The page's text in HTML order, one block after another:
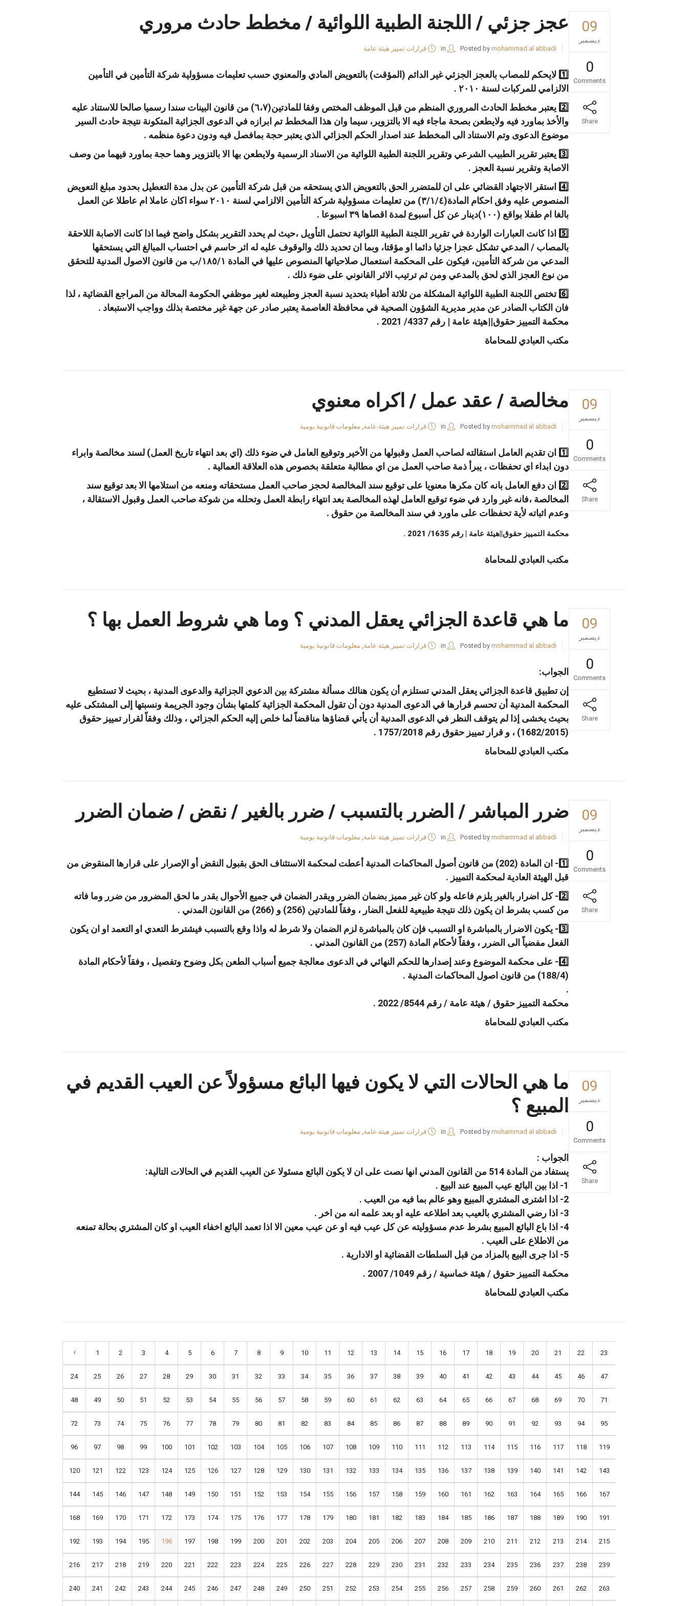
09
ديسمبر
0
Comments
Share
عجز جزئي / اللجنة الطبية اللوائية / مخطط حادث مروري
Posted by mohammad al abbadi
in قرارات تمييز هيئة عامة
1️⃣ لايحكم للمصاب بالعجز الجزئي غير الدائم (المؤقت) بالتعويض المادي والمعنوي حسب تعليمات مسؤولية شركة التأمين في التأمين
الالزامي للمركبات لسنة ٢٠١٠ .
2️⃣ يعتبر مخطط الحادث المروري المنظم من قبل الموظف المختص وفقا للمادتين(٦،٧) من قانون البينات سندا رسميا صالحا للاستناد عليه
والأخذ بماورد فيه ولايطعن بصحة ماجاء فيه الا بالتزوير، سيما وان هذا المخطط تم ابرازه في الدعوى الجزائية المتكونة نتيجة حادث السير
موضوع الدعوى وتم الاستناد الى المخطط عند اصدار الحكم الجزائي الذي يعتبر حجة بمافصل فيه ودون دعوة منظمه .
3️⃣ يعتبر تقرير الطبيب الشرعي وتقرير اللجنة الطبية اللوائية من الاسناد الرسمية ولايطعن بها الا بالتزوير وهما حجة بماورد فيهما من وصف
الاصابة وتقرير نسبة العجز .
4️⃣ استقر الاجتهاد القضائي على ان للمتضرر الحق بالتعويض الذي يستحقه من قبل شركة التأمين عن بدل مدة التعطيل بحدود مبلغ التعويض
المنصوص عليه وفق احكام المادة(٣/١/٤) من تعليمات مسؤولية شركة التأمين الالزامي لسنة ٢٠١٠ سواء اكان عاملا ام عاطلا عن العمل
بالغا ام طفلا بواقع (١٠٠)دينار عن كل أسبوع لمدة اقصاها ٣٩ اسبوعا .
5️⃣ اذا كانت العبارات الواردة في تقرير اللجنة الطبية اللوائية تحتمل التأويل ،حيث لم يحدد التقرير بشكل واضح فيما اذا كانت الاصابة اللاحقة
بالمصاب / المدعي تشكل عجزا جزئيا دائما او مؤقتا، وبما ان تحديد ذلك والوقوف عليه له اثر حاسم في احتساب المبالغ التي يستحقها
المدعي من شركة التأمين، فيكون على المحكمة استعمال صلاحياتها المنصوص عليها في المادة ١٨٥/١/ب من قانون الاصول المدنية للتحقق
من نوع العجز الذي لحق بالمدعي ومن ثم ترتيب الاثر القانوني على ضوء ذلك .
6️⃣ تختص اللجنة الطبية اللوائية المشكلة من ثلاثة أطباء بتحديد نسبة العجز وطبيعته لغير موظفي الحكومة المحالة من المراجع القضائية ، لذا
فان الكتاب الصادر عن مدير مديرية الشؤون الصحية في محافظة العاصمة يعتبر صادر عن جهة غير مختصة بذلك وواجب الاستبعاد .
محكمة التمييز حقوق||هيئة عامة | رقم 4337/ 2021 .
مكتب العبادي للمحاماة
09
ديسمبر
0
Comments
Share
مخالصة / عقد عمل / اكراه معنوي
Posted by mohammad al abbadi
in قرارات تمييز هيئة عامة, معلومات قانونية يومية
1️⃣ ان تقديم العامل استقالته لصاحب العمل وقبولها من الأخير وتوقيع العامل في ضوء ذلك (اي بعد انتهاء تاريخ العمل) لسند مخالصة وابراء
دون ابداء اي تحفظات ، يبرأ ذمة صاحب العمل من اي مطالبة متعلقة بخصوص هذه العلاقة العمالية .
2️⃣ ان دفع العامل بانه كان مكرها معنويا على توقيع سند المخالصة لحجز صاحب العمل مستحقاته ومنعه من استلامها الا بعد توقيع سند
المخالصة ،فانه غير وارد في ضوء توقيع العامل لهذه المخالصة بعد انتهاء رابطة العمل وتحلله من شوكة صاحب العمل وقبول الاستقالة ،
وعدم اثباته لأية تحفظات على ماورد في سند المخالصة من حقوق .
محكمة التمييز حقوق||هيئة عامة | رقم 1635/ 2021 .
مكتب العبادي للمحاماة
09
ديسمبر
0
Comments
Share
ما هي قاعدة الجزائي يعقل المدني ؟ وما هي شروط العمل بها ؟
Posted by mohammad al abbadi
in قرارات تمييز هيئة عامة, معلومات قانونية يومية
الجواب:
إن تطبيق قاعدة الجزائي يعقل المدني تستلزم أن يكون هنالك مسألة مشتركة بين الدعوي الجزائية والدعوى المدنية ، بحيث لا تستطيع
المحكمة المدنية أن تحسم قرارها في الدعوى المدنية دون أن تقول المحكمة الجزائية كلمتها بشأن وجود الجريمة ونسبتها إلى المشتكى عليه
بحيث يخشى إذا لم يتوقف النظر في الدعوى المدنية أن يأتي قضاؤها مناقضاً لما خلص إليه الحكم الجزائي ، وذلك وفقاً لقرار تمييز حقوق
(1682/2015) ، و قرار تمييز حقوق رقم 1757/2018 .
مكتب العبادي للمحاماة
09
ديسمبر
0
Comments
Share
ضرر المباشر / الضرر بالتسبب / ضرر بالغير / نقض / ضمان الضرر
Posted by mohammad al abbadi
in قرارات تمييز هيئة عامة, معلومات قانونية يومية
1️⃣- ان المادة (202) من قانون أصول المحاكمات المدنية أعطت لمحكمة الاستئناف الحق بقبول النقض أو الإصرار على قرارها المنقوض من
قبل الهيئة العادية لمحكمة التمييز .
2️⃣- كل اضرار بالغير يلزم فاعله ولو كان غير مميز بضمان الضرر ويقدر الضمان في جميع الأحوال بقدر ما لحق المضرور من ضرر وما فاته
من كسب بشرط ان يكون ذلك نتيجة طبيعية للفعل الضار ، وفقاً للمادتين (256) و (266) من القانون المدني .
3️⃣- يكون الاضرار بالمباشرة او التسبب فإن كان بالمباشرة لزم الضمان ولا شرط له واذا وقع بالتسبب فيشترط التعدي او التعمد او ان يكون
الفعل مفضياً الى الضرر ، وفقاً لأحكام المادة (257) من القانون المدني .
4️⃣- على محكمة الموضوع وعند إصدارها للحكم النهائي في الدعوى معالجة جميع أسباب الطعن بكل وضوح وتفصيل ، وفقاً لأحكام المادة
(188/4) من قانون اصول المحاكمات المدنية .
.
محكمة التمييز حقوق / هيئة عامة / رقم 8544/ 2022 .
مكتب العبادي للمحاماة
09
ديسمبر
0
Comments
Share
ما هي الحالات التي لا يكون فيها البائع مسؤولاً عن العيب القديم في
المبيع ؟
Posted by mohammad al abbadi
in قرارات تمييز هيئة عامة, معلومات قانونية يومية
الجواب :
يستفاد من المادة 514 من القانون المدني انها نصت على ان لا يكون البائع مسئولا عن العيب القديم في الحالات التالية:
1- اذا بين البائع عيب المبيع عند البيع .
2- اذا اشترى المشتري المبيع وهو عالم بما فيه من العيب .
3- اذا رضي المشتري بالعيب بعد اطلاعه عليه او بعد علمه انه من اخر .
4- اذا باع البائع المبيع بشرط عدم مسؤوليته عن كل عيب فيه او عن عيب معين الا اذا تعمد البائع اخفاء العيب او كان المشتري بحالة تمنعه
من الاطلاع على العيب .
5- اذا جرى البيع بالمزاد من قبل السلطات القضائية او الادارية .
محكمة التمييز حقوق / هيئة خماسية / رقم 1049/ 2007 .
مكتب العبادي للمحاماة
1 2 3 4 5 6 7 8 9 10 11 12 13 14 15 16 17 18 19 20 21 22 23
24 25 26 27 28 29 30 31 32 33 34 35 36 37 38 39 40 41 42 43 44 45 46 47
48 49 50 51 52 53 54 55 56 57 58 59 60 61 62 63 64 65 66 67 68 69 70 71
72 73 74 75 76 77 78 79 80 81 82 83 84 85 86 87 88 89 90 91 92 93 94 95
96 97 98 99 100 101 102 103 104 105 106 107 108 109 110 111 112 113 114 115 116 117 118 119
120 121 122 123 124 125 126 127 128 129 130 131 132 133 134 135 136 137 138 139 140 141 142 143
144 145 146 147 148 149 150 151 152 153 154 155 156 157 158 159 160 161 162 163 164 165 166 167
168 169 170 171 172 173 174 175 176 177 178 179 180 181 182 183 184 185 186 187 188 189 190 191
192 193 194 195 196 197 198 199 200 201 202 203 204 205 206 207 208 209 210 211 212 213 214 215
216 217 218 219 220 221 222 223 224 225 226 227 228 229 230 231 232 233 234 235 236 237 238 239
240 241 242 243 244 245 246 247 248 249 250 251 252 253 254 255 256 257 258 259 260 261 262 263
تواصل معنا